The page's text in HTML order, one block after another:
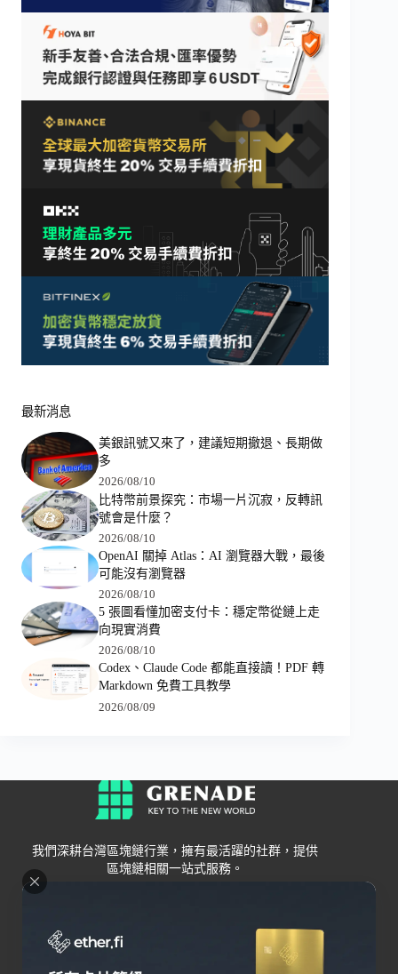
最新消息
美銀訊號又來了，建議短期撤退、長期做
多
2026/08/10
比特幣前景探究：市場一片沉寂，反轉訊
號會是什麼？
2026/08/10
OpenAI 關掉 Atlas：AI 瀏覽器大戰，最後
可能沒有瀏覽器
2026/08/10
5 張圖看懂加密支付卡：穩定幣從鏈上走
向現實消費
2026/08/10
Codex、Claude Code 都能直接讀！PDF 轉
Markdown 免費工具教學
2026/08/09
我們深耕台灣區塊鏈行業，擁有最活躍的社群，提供
區塊鏈相關一站式服務。
Grenade
關於我們
交易所